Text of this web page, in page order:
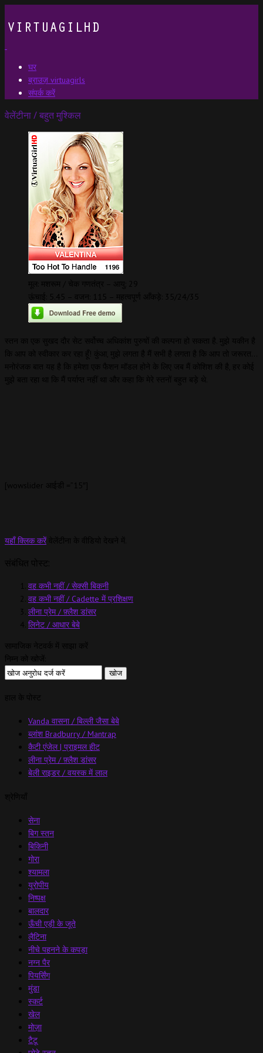
घर
ब्राउज़ virtuagirls
संपर्क करें
वेलेंटीना / बहुत मुश्किल
यहाँ क्लिक करेंवेलेंटीना के वीडियो देखने में.
वह कभी नहीं / सेक्सी बिकनी
वह कभी नहीं / Cadette में प्रशिक्षण
लीना प्रेम / फ़्लैश डांसर
लिनेट / आधार बेबे
Vanda वासना / बिल्ली जैसा बेबे
ब्लांश Bradburry / Mantrap
कैटी एंजेल | प्राइमल हीट
लीना प्रेम / फ़्लैश डांसर
बेली राइडर / वयस्क में लाल
सेना
बिग स्तन
बिकिनी
गोरा
श्यामला
यूरोपीय
निष्पक्ष
बालदार
ऊँची एड़ी के जूते
लैटिना
नीचे पहनने के कपड़ा
नग्न पैर
पियर्सिंग
मुंडा
स्कर्ट
खेल
मोज़ा
टैटू